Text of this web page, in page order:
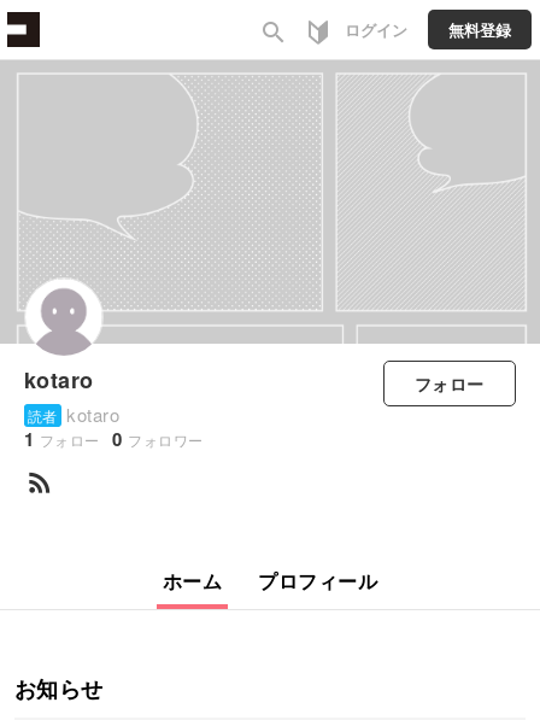
search ログイン 無料登録
kotaro
読者 kotaro
1 フォロー 0 フォロワー
フォロー
rss_feed
ホーム プロフィール
お知らせ